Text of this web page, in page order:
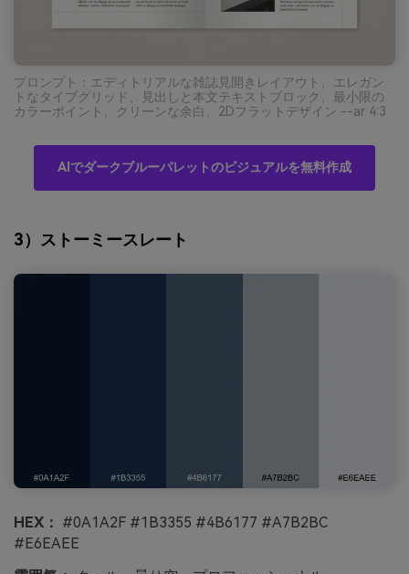
プロンプト：エディトリアルな雑誌見開きレイアウト、エレガン
トなタイプグリッド、見出しと本文テキストブロック、最小限の
カラーポイント、クリーンな余白、2Dフラットデザイン --ar 4:3
AIでダークブルーパレットのビジュアルを無料作成
3）ストーミースレート
HEX： #0A1A2F #1B3355 #4B6177 #A7B2BC
#E6EAEE